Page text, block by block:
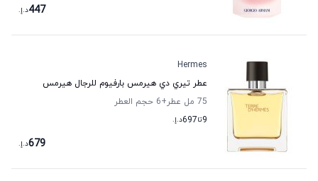
447د.إ.
Hermes
عطر تيري دي هيرمس بارفيوم للرجال هيرمس
75 مل عطر
+6
حجم العطر
9تا697د.إ.
679د.إ.